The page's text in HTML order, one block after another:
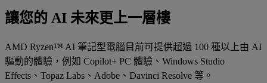
讓您的 AI 未來更上一層樓
AMD Ryzen™ AI 筆記型電腦目前可提供超過 100 種以上由 AI
驅動的體驗，例如 Copilot+ PC 體驗、Windows Studio
Effects、Topaz Labs、Adobe、Davinci Resolve 等。